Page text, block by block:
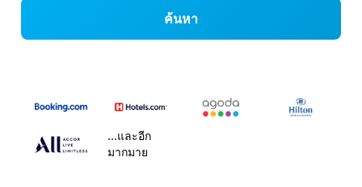
ค้นหา
...และอีก
มากมาย